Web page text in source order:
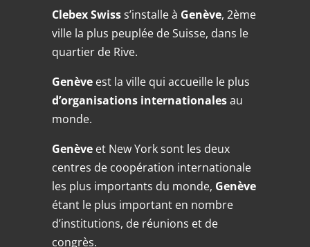
Clebex Swisss’installe à Genève, 2ème
ville la plus peuplée de Suisse, dans le
quartier de Rive.
Genève est la ville qui accueille le plus
d’organisations internationalesau
monde.
Genève et New York sont les deux
centres de coopération internationale
les plus importants du monde, Genève
étant le plus important en nombre
d’institutions, de réunions et de
congrès.